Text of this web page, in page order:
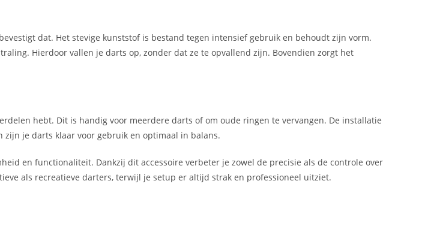
dat. Het stevige kunststof is bestand tegen intensief gebruik en behoudt zijn vorm.
Hierdoor vallen je darts op, zonder dat ze te opvallend zijn. Bovendien zorgt het
hebt. Dit is handig voor meerdere darts of om oude ringen te vervangen. De installatie
je darts klaar voor gebruik en optimaal in balans.
en functionaliteit. Dankzij dit accessoire verbeter je zowel de precisie als de controle over
als recreatieve darters, terwijl je setup er altijd strak en professioneel uitziet.